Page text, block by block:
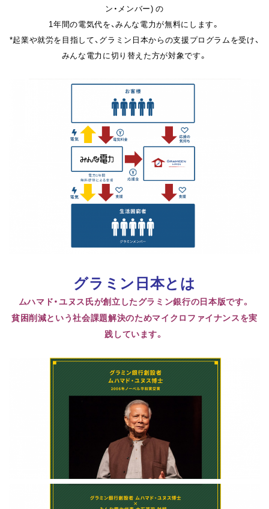
ン・メンバー) の
1年間の電気代を、みんな電力が無料にします。
*起業や就労を目指して、グラミン日本からの支援プログラムを受け、
みんな電力に切り替えた方が対象です。
グラミン日本とは
ムハマド・ユヌス氏が創立したグラミン銀行の日本版です。
貧困削減という社会課題解決のためマイクロファイナンスを実
践しています。